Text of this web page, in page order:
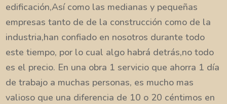
edificación,Así como las medianas y pequeñas
empresas tanto de de la construcción como de la
industria,han confiado en nosotros durante todo
este tiempo, por lo cual algo habrá detrás,no todo
es el precio. En una obra 1 servicio que ahorra 1 día
de trabajo a muchas personas, es mucho mas
valioso que una diferencia de 10 o 20 céntimos en